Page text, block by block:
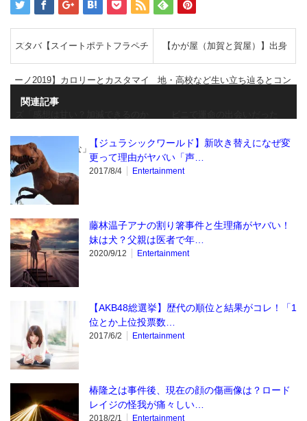
スタバ【スイートポテトフラペチ
ーノ2019】カロリーとカスタマイ
な」
【かが屋（加賀と賀屋）】出身
地・高校など生い立ち辿るとコン
関連記事
【ジュラシックワールド】新吹き替えになぜ変
更って理由がヤバい「声…
2017/8/4 Entertainment
藤林温子アナの割り箸事件と生理痛がヤバい！
妹は犬？父親は医者で年…
2020/9/12 Entertainment
【AKB48総選挙】歴代の順位と結果がコレ！「1
位とか上位投票数…
2017/6/2 Entertainment
椿隆之は事件後、現在の顔の傷画像は？ロード
レイジの怪我が痛々しい…
2018/2/1 Entertainment